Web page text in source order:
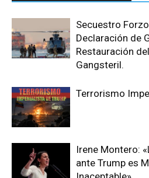
Secuestro
Declaración de
Restauración
Gangsteril.
Terrorismo
Irene Montero:
ante Trump es